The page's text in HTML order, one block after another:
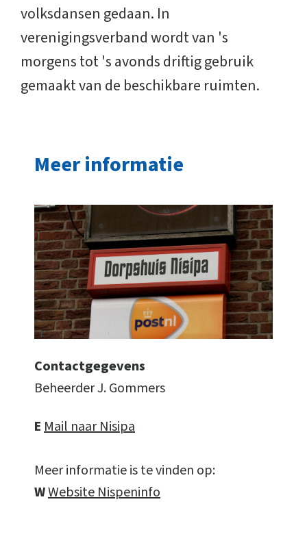
volksdansen gedaan. In
verenigingsverband wordt van 's
morgens tot 's avonds driftig gebruik
gemaakt van de beschikbare ruimten.
Meer informatie
Contactgegevens
Beheerder J. Gommers
EMail naar Nisipa
Meer informatie is te vinden op:
WWebsite Nispeninfo